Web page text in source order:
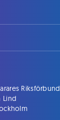
Riksförbund
Lind